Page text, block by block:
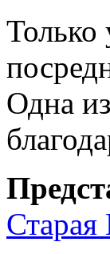
Только
Одна
Старая